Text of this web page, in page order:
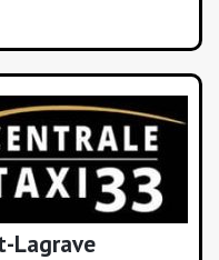
Lagrave